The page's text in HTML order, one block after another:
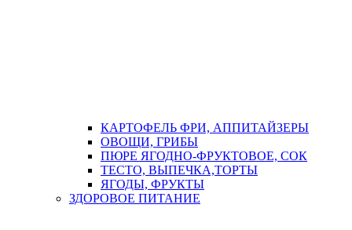
КАРТОФЕЛЬ ФРИ, АППИТАЙЗЕРЫ
ОВОЩИ, ГРИБЫ
ПЮРЕ ЯГОДНО-ФРУКТОВОЕ, СОК
ТЕСТО, ВЫПЕЧКА,ТОРТЫ
ЯГОДЫ, ФРУКТЫ
ЗДОРОВОЕ ПИТАНИЕ